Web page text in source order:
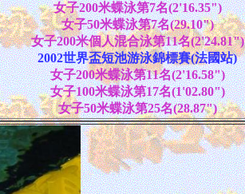
女子200米蝶泳第7名(2'16.35")
女子50米蝶泳第7名(29.10")
女子200米個人混合泳第11名(2'24.81")
2002世界盃短池游泳錦標賽(法國站)
女子200米蝶泳第11名(2'16.58")
女子100米蝶泳第17名(1'02.80")
女子50米蝶泳第25名(28.87")